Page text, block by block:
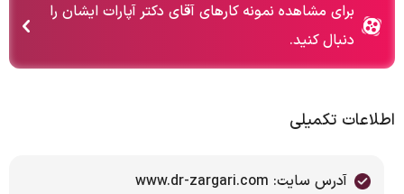
برای مشاهده نمونه کارهای آقای دکتر آپارات ایشان را
دنبال کنید.
اطلاعات تکمیلی
آدرس سایت: www.dr-zargari.com